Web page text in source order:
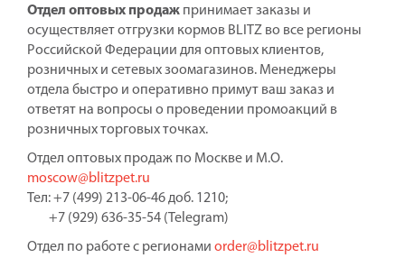
Отдел оптовых продаж принимает заказы и
осуществляет отгрузки кормов BLITZ во все регионы
Российской Федерации для оптовых клиентов,
розничных и сетевых зоомагазинов. Менеджеры
отдела быстро и оперативно примут ваш заказ и
ответят на вопросы о проведении промоакций в
розничных торговых точках.
Отдел оптовых продаж по Москве и М.О.
moscow@blitzpet.ru
Тел: +7 (499) 213-06-46 доб. 1210;
+7 (929) 636-35-54 (Telegram)
Отдел по работе с регионами order@blitzpet.ru